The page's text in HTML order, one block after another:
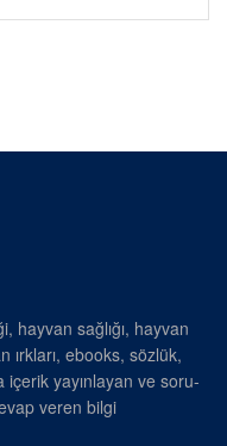
hayvan sağlığı, hayvan
ırkları, ebooks, sözlük,
içerik yayınlayan ve soru-
veren bilgi